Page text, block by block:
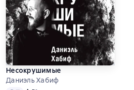
Несокрушимые
Даниэль Хабиф